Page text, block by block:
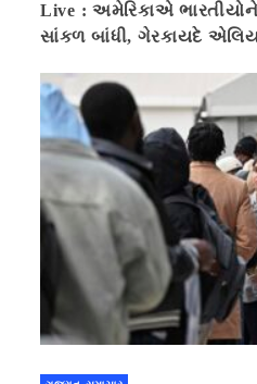
Live : અમેરિકાએ
સાંકળ બાંધી, ગેરકાયદે